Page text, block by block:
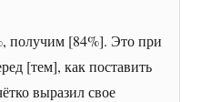
получим [84%]. Это при
[тем], как поставить
выразил свое